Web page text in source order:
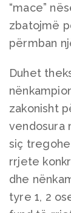
“mace”
zbatojmë
përmban
Duhet
zakonisht
vendosura
siç
rrjete
dhe
tyre 1, 2